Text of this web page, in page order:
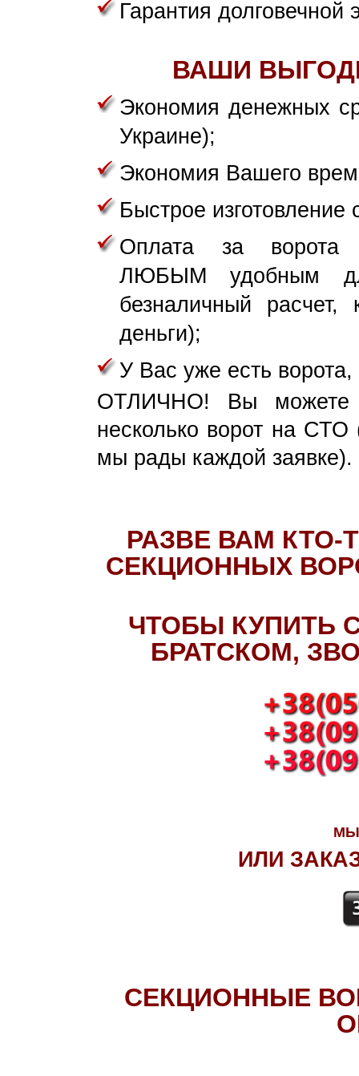
Гарантия долговечной
ВАШИ
Экономия денежных
Украине);
Экономия Вашего
Быстрое изготовление
Оплата за ворота
ЛЮБЫМ удобным
безналичный расчет,
деньги);
У Вас уже есть
ОТЛИЧНО! Вы можете
несколько ворот на
мы рады каждой заявке).
РАЗВЕ ВАМ КТО-
СЕКЦИОННЫХ
ЧТОБЫ КУПИТЬ
БРАТСКОМ,
МЫ
ИЛИ
СЕКЦИОННЫЕ